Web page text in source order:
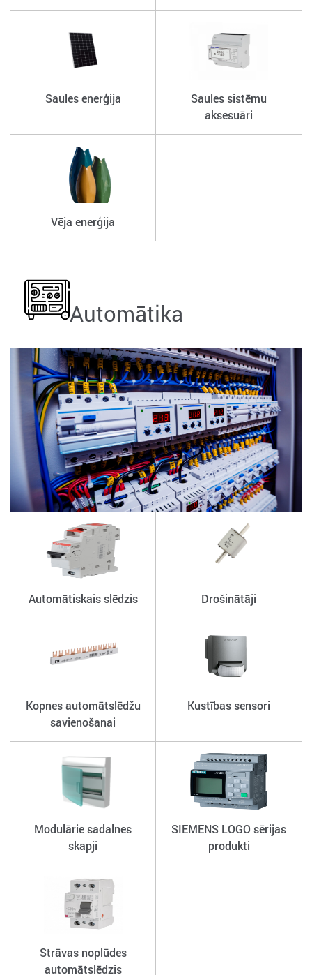
Saules enerģija
Saules sistēmu
aksesuāri
Vēja enerģija
Automātika
Automātiskais slēdzis Drošinātāji
Kopnes automātslēdžu
savienošanai
Kustības sensori
Modulārie sadalnes
skapji
SIEMENS LOGO sērijas
produkti
Strāvas noplūdes
automātslēdzis